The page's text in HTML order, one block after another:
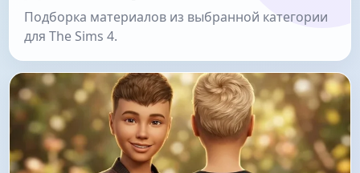
Подборка материалов из выбранной категории
для The Sims 4.